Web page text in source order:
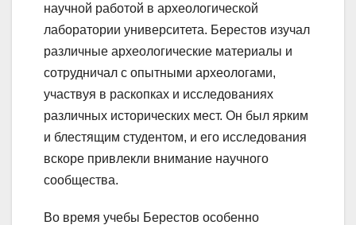
научной работой в археологической
лаборатории университета. Берестов изучал
различные археологические материалы и
сотрудничал с опытными археологами,
участвуя в раскопках и исследованиях
различных исторических мест. Он был ярким
и блестящим студентом, и его исследования
вскоре привлекли внимание научного
сообщества.
Во время учебы Берестов особенно